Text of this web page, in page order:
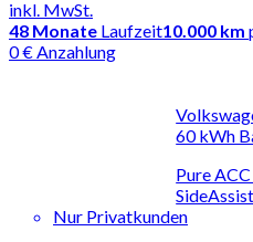
inkl. MwSt.
48 Monate Laufzeit10.000 km
0 € Anzahlung
60 kWh
Pure
SideAssist
Nur Privatkunden